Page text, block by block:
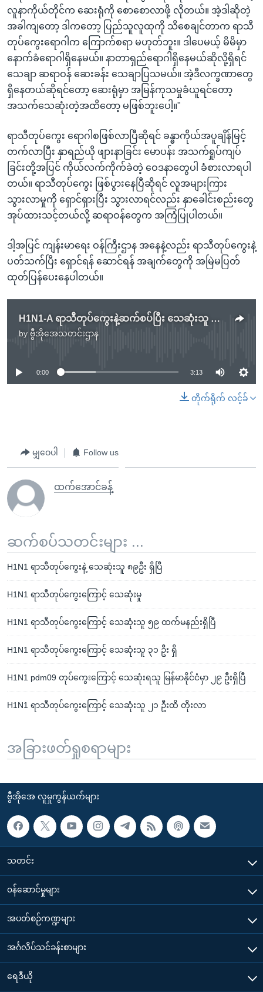
လူနာကိုယ်တိုင်က ဆေးရုံကို စောစောလာဖို့ လိုတယ်။ အဲ့ဒါဆိုတဲ့
အခါကျတော့ ဒါကတော့ ပြည်သူလူထုကို သိစေချင်တာက ရာသီ
တုပ်ကွေးရောဂါက ကြောက်စရာ မဟုတ်ဘူး။ ဒါပေမယ့် မိမိမှာ
နောက်ခံရောဂါရှိနေမယ်။ နာတာရှည်ရောဂါရှိနေမယ်ဆိုလို့ရှိရင်
သေချာ ဆရာဝန် ဆေးခန်း သေချာပြသမယ်။ အဲ့ဒီလက္ခဏာတွေ
ရှိနေတယ်ဆိုရင်တော့ ဆေးရုံမှာ အမြန်ကုသမှုခံယူရင်တော့
အသက်သေဆုံးတဲ့အထိတော့ မဖြစ်ဘူးပေါ့။"
ရာသီတုပ်ကွေး ရောဂါစဖြစ်လာပြီဆိုရင် ခန္ဓာကိုယ်အပူချိန်မြင့်
တက်လာပြီး နှာရည်ယို ဖျားနာခြင်း မောပန်း အသက်ရှုပ်ကျပ်
ခြင်းတို့အပြင် ကိုယ်လက်ကိုက်ခဲတဲ့ ဝေဒနာတွေပါ ခံစားလာရပါ
တယ်။ ရာသီတုပ်ကွေး ဖြစ်ပွားနေပြီဆိုရင် လူအများကြား
သွားလာမှုကို ရှောင်ရှားပြီး သွားလာရင်လည်း နှာခေါင်းစည်းတွေ
အုပ်ထားသင့်တယ်လို့ ဆရာဝန်တွေက အကြံပြုပါတယ်။
ဒါ့အပြင် ကျန်းမာရေး ဝန်ကြီးဌာန အနေနဲ့လည်း ရာသီတုပ်ကွေးနဲ့
ပတ်သက်ပြီး ရှောင်ရန် ဆောင်ရန် အချက်တွေကို အမြဲမပြတ်
ထုတ်ပြန်ပေးနေပါတယ်။
H1N1-A ရာသီတုပ်ကွေးနဲ့ဆက်စပ်ပြီး သေဆုံးသူ ၉၉ ဦးရှိ
by ဗွီအိုအေသတင်းဌာန
No media source currently available
0:00 3:13
တိုက်ရိုက် လင့်ခ်
မျှဝေပါ Follow us
ထက်အောင်ခန့်
ဆက်စပ်သတင်းများ ...
H1N1 ရာသီတုပ်ကွေးနဲ့ သေဆုံးသူ ၈၉ဦး ရှိပြီ
H1N1 ရာသီတုပ်ကွေးကြောင့် သေဆုံးမှု
H1N1 ရာသီတုပ်ကွေးကြောင့် သေဆုံးသူ ၅၉ ထက်မနည်းရှိပြီ
H1N1 ရာသီတုပ်ကွေးကြောင့် သေဆုံးသူ ၃၁ ဦး ရှိ
H1N1 pdm09 တုပ်ကွေးကြောင့် သေဆုံးရသူ မြန်မာနိုင်ငံမှာ ၂၉ ဦးရှိပြီ
H1N1 ရာသီတုပ်ကွေးကြောင့် သေဆုံးသူ ၂၁ ဦးထိ တိုးလာ
အခြားဖတ်ရှုစရာများ
ဗွီအိုအေ လူမှုကွန်ယက်များ
သတင်း
၀န်ဆောင်မှုများ
အပတ်စဉ်ကဏ္ဍများ
အင်္ဂလိပ်သင်ခန်းစာများ
ရေဒီယို